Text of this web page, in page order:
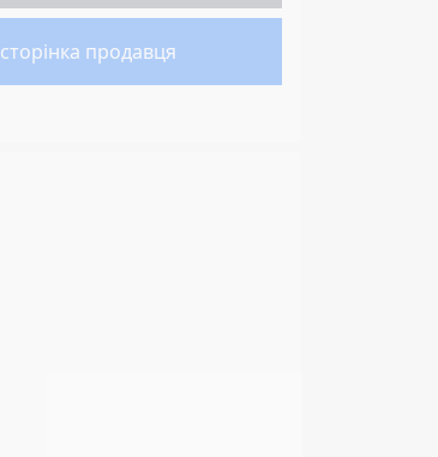
сторінка продавця